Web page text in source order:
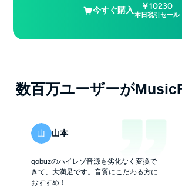
今すぐ購入 ￥10230
本日税引セール
数百万ユーザーが
山 山本
qobuzのハイレゾ音源も劣化なく変換で
きて、大満足です。音質にこだわる方に
おすすめ！